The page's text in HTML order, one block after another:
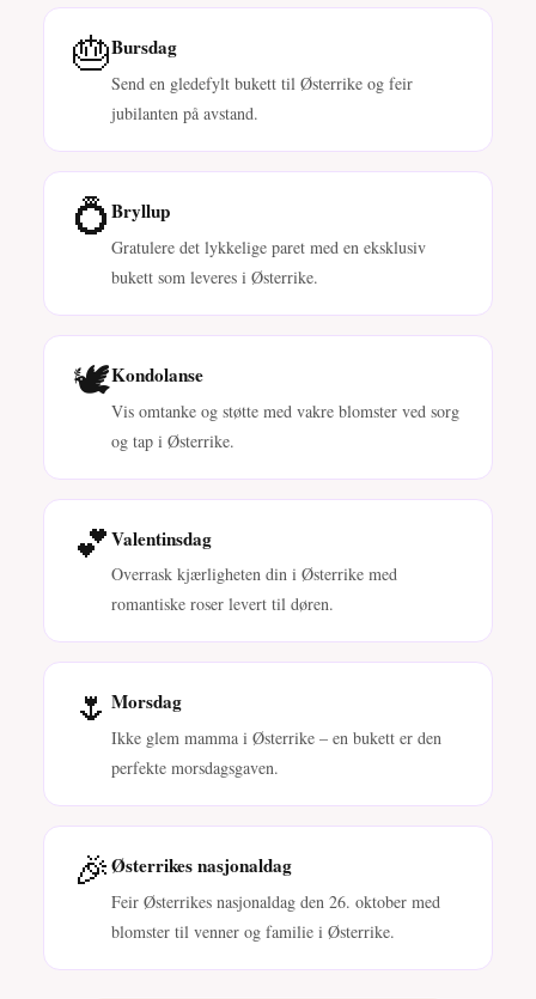
🎂Bursdag
Send en gledefylt bukett til Østerrike og feir
jubilanten på avstand.
💍Bryllup
Gratulere det lykkelige paret med en eksklusiv
bukett som leveres i Østerrike.
🕊️Kondolanse
Vis omtanke og støtte med vakre blomster ved sorg
og tap i Østerrike.
💕Valentinsdag
Overrask kjærligheten din i Østerrike med
romantiske roser levert til døren.
🌷 Morsdag
Ikke glem mamma i Østerrike – en bukett er den
perfekte morsdagsgaven.
🎉Østerrikes nasjonaldag
Feir Østerrikes nasjonaldag den 26. oktober med
blomster til venner og familie i Østerrike.